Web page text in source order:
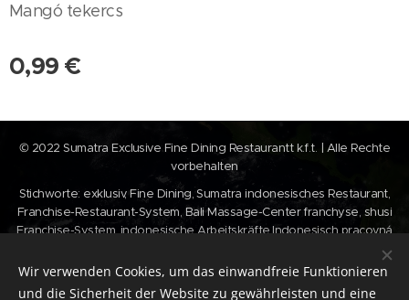
Mangó tekercs
0,99 €
© 2022 Sumatra Exclusive Fine Dining Restaurantt k.f.t. | Alle Rechte
vorbehalten
Stichworte: exklusiv, Fine Dining, Sumatra indonesisches Restaurant,
Franchise-Restaurant-System, Bali Massage-Center franchyse, shusi
Franchise-System, indonesische Arbeitskräfte,Indonesisch pracovná
Cookies
Wir verwenden Cookies, um das einwandfreie Funktionieren
und die Sicherheit der Website zu gewährleisten und eine